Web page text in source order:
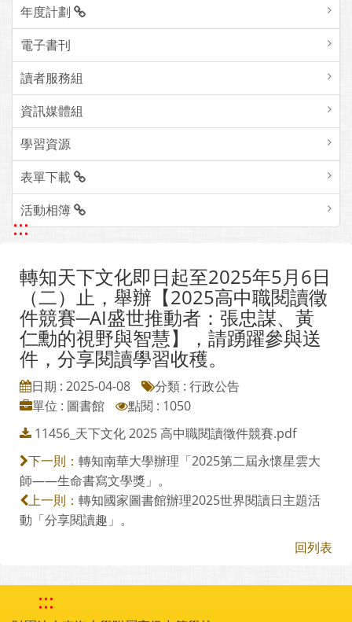
年度計劃
電子書刊
讀者服務組
資訊媒體組
學習資源
表單下載
活動相簿
:::
轉知天下文化即日起至2025年5月6日
（二）止，舉辦【2025高中職閱讀徵
件競賽─AI盛世推動者：張忠謀、黃
仁勳的視野與智慧】，請踴躍參與送
件，分享閱讀學習收穫。
日期 : 2025-04-08
分類 : 行政公告
單位 : 圖書館
點閱 : 1050
11456_天下文化 2025 高中職閱讀徵件競賽.pdf
下一則： 轉知南華大學辦理「2025第二屆永懷星雲大
師——生命書寫文學獎」。
上一則： 轉知國家圖書館辦理2025世界閱讀日主題活
動「分享閱讀趣」。
回列表
:::